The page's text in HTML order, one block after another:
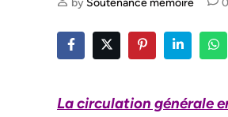
by Soutenance mémoire 0
La circulation générale